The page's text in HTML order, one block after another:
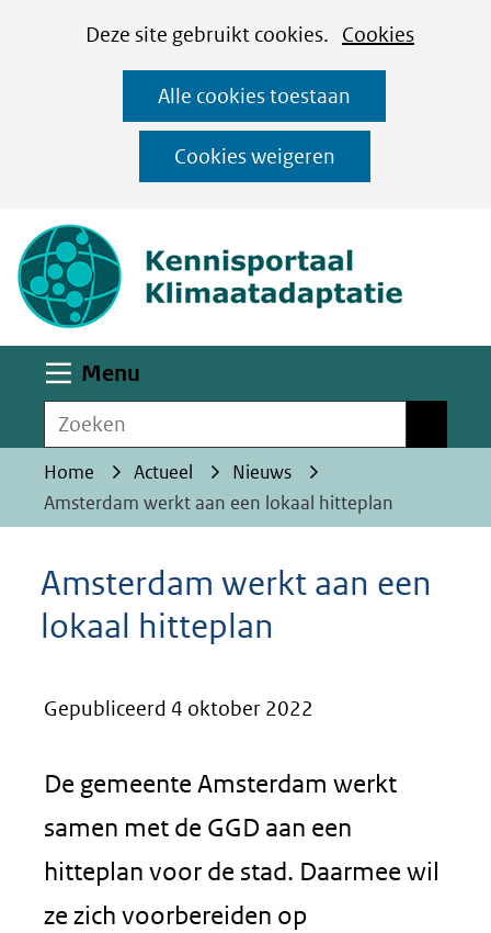
CookiesDeze site gebruikt cookies. Cookies
op
deze
website
worden
toegestaan
geweigerd.
Alle cookies toestaan
Cookies weigeren
Ga
naar
de
inhoud
Menu
Zoeken
Home Actueel
Nieuws
Amsterdam werkt aan een lokaal hitteplan
Amsterdam werkt aan een
lokaal hitteplan
Gepubliceerd 4 oktober 2022
De gemeente Amsterdam werkt
samen met de GGD aan een
hitteplan voor de stad. Daarmee wil
ze zich voorbereiden op